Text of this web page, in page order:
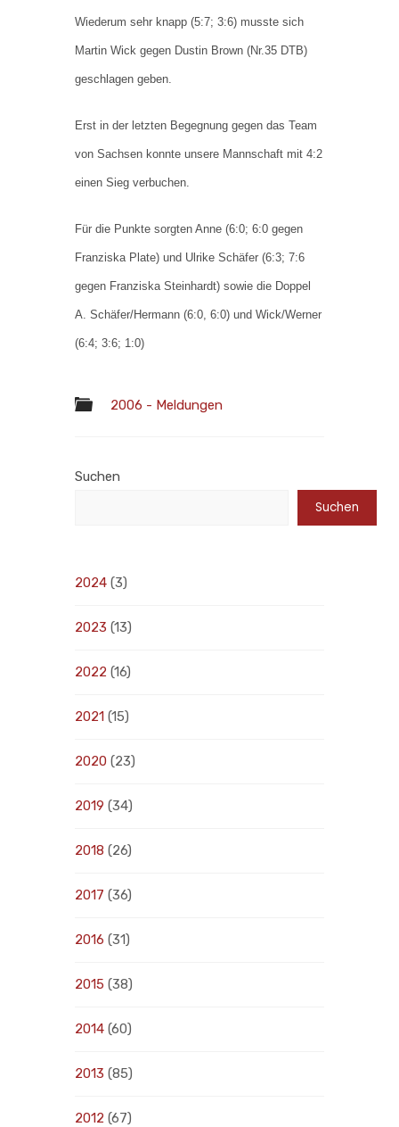
Wiederum sehr knapp (5:7; 3:6) musste sich
Martin Wick gegen Dustin Brown (Nr.35 DTB)
geschlagen geben.
Erst in der letzten Begegnung gegen das Team
von Sachsen konnte unsere Mannschaft mit 4:2
einen Sieg verbuchen.
Für die Punkte sorgten Anne (6:0; 6:0 gegen
Franziska Plate) und Ulrike Schäfer (6:3; 7:6
gegen Franziska Steinhardt) sowie die Doppel
A. Schäfer/Hermann (6:0, 6:0) und Wick/Werner
(6:4; 3:6; 1:0)
2006 - Meldungen
Suchen
Suchen
2024 (3)
2023 (13)
2022 (16)
2021 (15)
2020 (23)
2019 (34)
2018 (26)
2017 (36)
2016 (31)
2015 (38)
2014 (60)
2013 (85)
2012 (67)